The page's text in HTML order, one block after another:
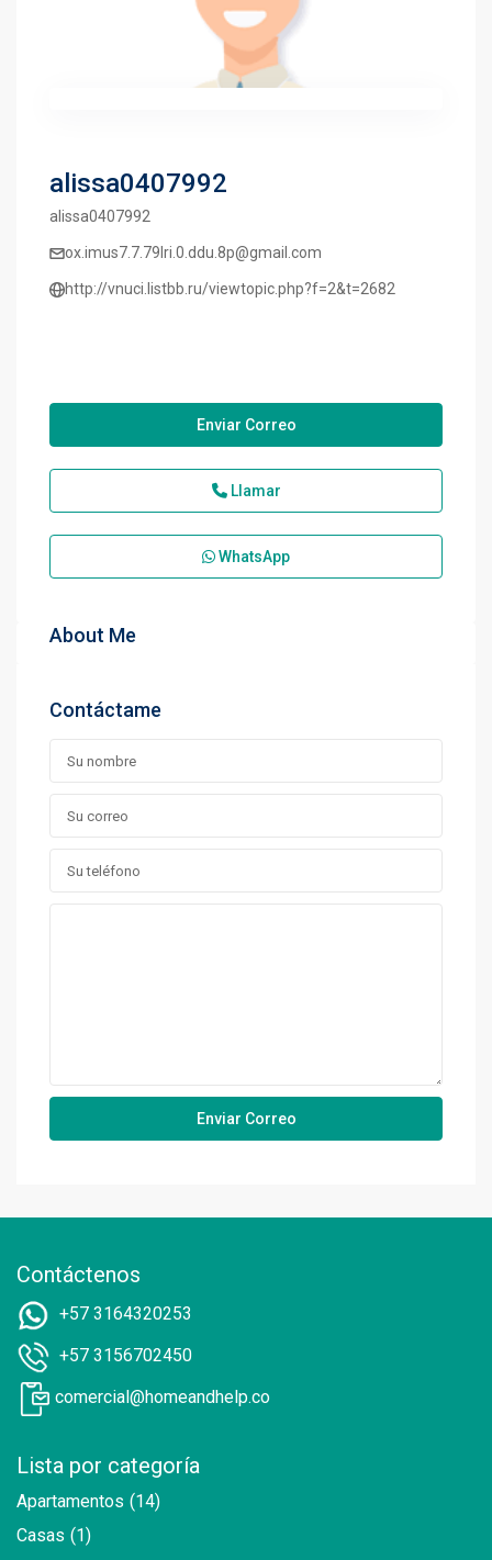
alissa0407992
alissa0407992
ox.imus7.7.79lri.0.ddu.8p@gmail.com
http://vnuci.listbb.ru/viewtopic.php?f=2&t=2682
Enviar Correo
Llamar
WhatsApp
About Me
Contáctame
Contáctenos
+57 3164320253
+57 3156702450
comercial@homeandhelp.co
Lista por categoría
Apartamentos (14)
Casas (1)